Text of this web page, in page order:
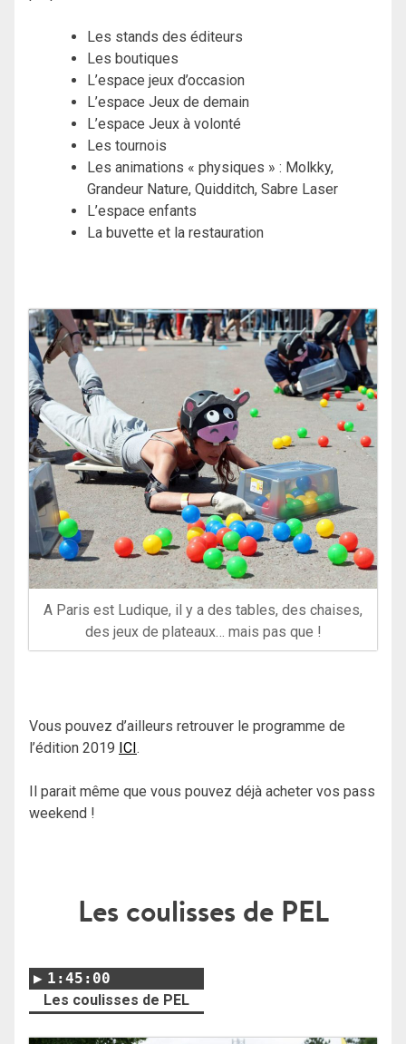
Les stands des éditeurs
Les boutiques
L’espace jeux d’occasion
L’espace Jeux de demain
L’espace Jeux à volonté
Les tournois
Les animations « physiques » : Molkky,
Grandeur Nature, Quidditch, Sabre Laser
L’espace enfants
La buvette et la restauration
A Paris est Ludique, il y a des tables, des chaises,
des jeux de plateaux… mais pas que !
Vous pouvez d’ailleurs retrouver le programme de
l’édition 2019 ICI .
Il parait même que vous pouvez déjà acheter vos pass
weekend !
Les coulisses de PEL
1:45:00
Les coulisses de PEL